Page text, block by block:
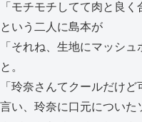
「モチモチしてて肉と良く
という二人に島本が
「それね、生地にマッシ
と。
「玲奈さんてクールだけ
言い、玲奈に口元についた